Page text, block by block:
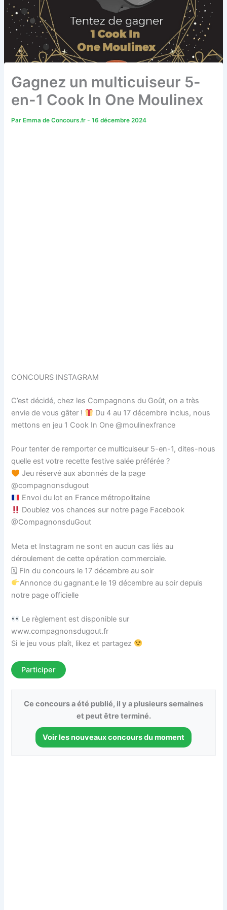
Gagnez un multicuiseur 5-
en-1 Cook In One Moulinex
Par Emma de Concours.fr-16 décembre 2024
CONCOURS INSTAGRAM
C’est décidé, chez les Compagnons du Goût, on a très
envie de vous gâter !
Du 4 au 17 décembre inclus, nous
mettons en jeu 1 Cook In One @moulinexfrance
Pour tenter de remporter ce multicuiseur 5-en-1, dites-nous
quelle est votre recette festive salée préférée ?
Jeu réservé aux abonnés de la page
@compagnonsdugout
Envoi du lot en France métropolitaine
Doublez vos chances sur notre page Facebook
@CompagnonsduGout
Meta et Instagram ne sont en aucun cas liés au
déroulement de cette opération commerciale.
🗓 Fin du concours le 17 décembre au soir
Annonce du gagnant.e le 19 décembre au soir depuis
notre page officielle
Le règlement est disponible sur
www.compagnonsdugout.fr
Si le jeu vous plaît, likez et partagez
Participer
Ce concours a été publié, il y a plusieurs semaines
et peut être terminé.
Voir les nouveaux concours du moment